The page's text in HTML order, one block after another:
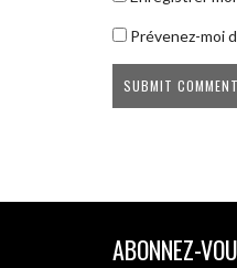
Prévenez-moi
ABONNEZ-